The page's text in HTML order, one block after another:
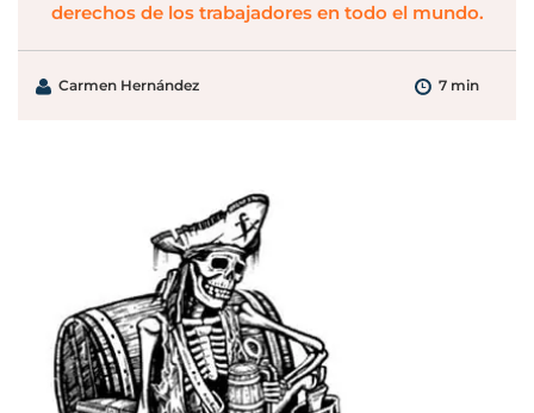
derechos de los trabajadores en todo el mundo.
Carmen Hernández 7 min